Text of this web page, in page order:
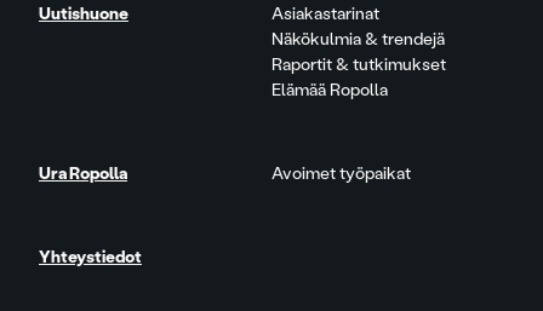
Uutishuone
Asiakastarinat
Näkökulmia & trendejä
Raportit & tutkimukset
Elämää Ropolla
Ura Ropolla Avoimet työpaikat
Yhteystiedot